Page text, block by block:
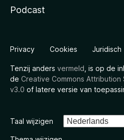
Podcast
Privacy Cookies Juridisch
Tenzij anders vermeld , is op de
de Creative Commons Attribution
v3.0 of latere versie van
Taal wijzigen